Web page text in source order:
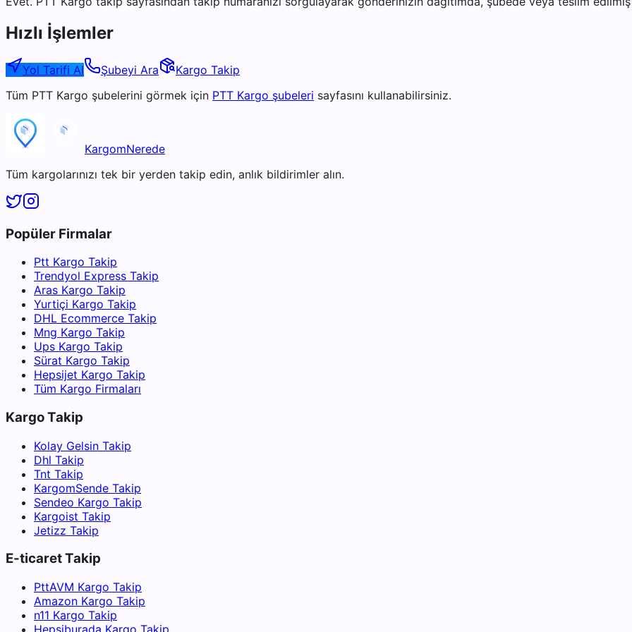
Hızlı İşlemler
Yol Tarifi Al Şubeyi Ara
Kargo Takip
Tüm PTT Kargo şubelerini görmek için PTT Kargo şubeleri sayfasını kullanabilirsiniz.
KargomNerede
Tüm kargolarınızı tek bir yerden takip edin, anlık bildirimler alın.
Popüler Firmalar
Ptt Kargo Takip
Trendyol Express Takip
Aras Kargo Takip
Yurtiçi Kargo Takip
DHL Ecommerce Takip
Mng Kargo Takip
Ups Kargo Takip
Sürat Kargo Takip
Hepsijet Kargo Takip
Tüm Kargo Firmaları
Kargo Takip
Kolay Gelsin Takip
Dhl Takip
Tnt Takip
KargomSende Takip
Sendeo Kargo Takip
Kargoist Takip
Jetizz Takip
E-ticaret Takip
PttAVM Kargo Takip
Amazon Kargo Takip
n11 Kargo Takip